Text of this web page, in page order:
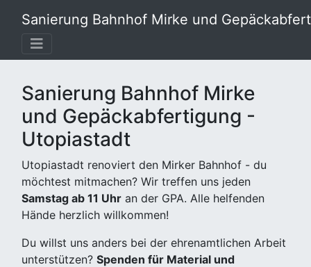
Sanierung Bahnhof Mirke und
Sanierung Bahnhof Mirke
und Gepäckabfertigung -
Utopiastadt
Utopiastadt renoviert den Mirker Bahnhof - du
möchtest mitmachen? Wir treffen uns jeden
Samstag ab 11 Uhr an der GPA. Alle helfenden
Hände herzlich willkommen!
Du willst uns anders bei der ehrenamtlichen Arbeit
unterstützen? Spenden für Material und